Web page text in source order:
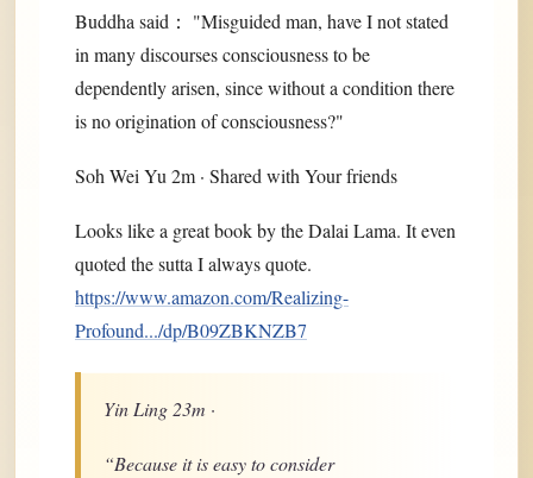
Buddha said： "Misguided man, have I not stated
in many discourses consciousness to be
dependently arisen, since without a condition there
is no origination of consciousness?"
Soh Wei Yu 2m · Shared with Your friends
Looks like a great book by the Dalai Lama. It even
quoted the sutta I always quote.
https://www.amazon.com/Realizing-
Profound.../dp/B09ZBKNZB7
Yin Ling 23m ·
“Because it is easy to consider